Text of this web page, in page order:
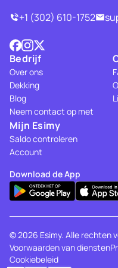
+1 (302) 610-1752
Bedrijf
Over ons
Dekking
Blog
Neem contact op met
Mijn Esimy
Saldo controleren
Account
Download de App
© 2026 Esimy. Alle rechten
Voorwaarden van diensten
Cookiebeleid